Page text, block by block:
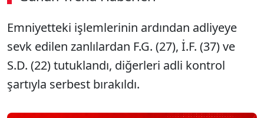
00:02 / 09:08
Sesi Aç
Emniyetteki işlemlerinin ardından adliyeye
sevk edilen zanlılardan F.G. (27), İ.F. (37) ve
S.D. (22) tutuklandı, diğerleri adli kontrol
şartıyla serbest bırakıldı.